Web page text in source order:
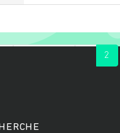
2